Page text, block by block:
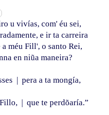
u vivías, com' éu sei,
e ir ta carreira
a méu Fill', o santo Rei,
en niũa maneira?
| pera a ta mongía,
| que te perdõaría.”